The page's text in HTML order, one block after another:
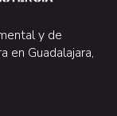
y de
en Guadalajara,